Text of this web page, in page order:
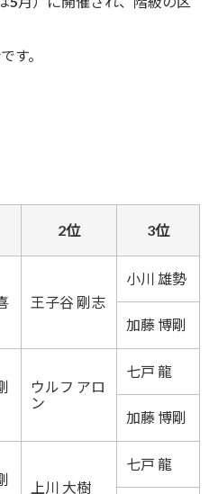
す。
2位 3位
王子谷 剛志
小川 雄勢
加藤 博剛
ウルフ アロ
ン
七戸 龍
加藤 博剛
上川 大樹
七戸 龍